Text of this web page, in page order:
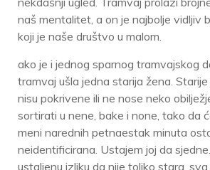
naš mentalitet, a on je najbolje vidljiv
koji je naše društvo u malom.
ako je i jednog sparnog tramvajskog
tramvaj ušla jedna starija žena.
nisu pokrivene ili ne nose neko
sortirati u nene, bake i none, tako da
meni narednih petnaestak minuta
neidentificirana. Ustajem joj da
ustaljenu izliku da nije toliko stara,